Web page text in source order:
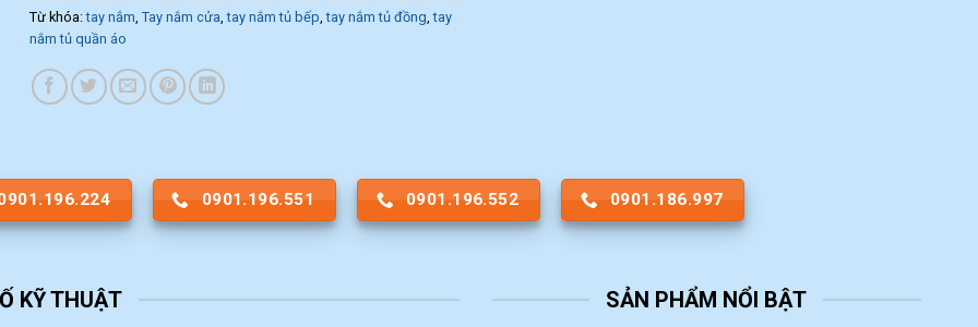
Từ khóa:tay nắm ,Tay nắm cửa ,tay nắm tủ bếp ,tay nắm tủ đồng ,tay
nắm tủ quần áo
0901.196.551 0901.196.552 0901.186.997
KỸ THUẬT SẢN PHẨM NỔI BẬT